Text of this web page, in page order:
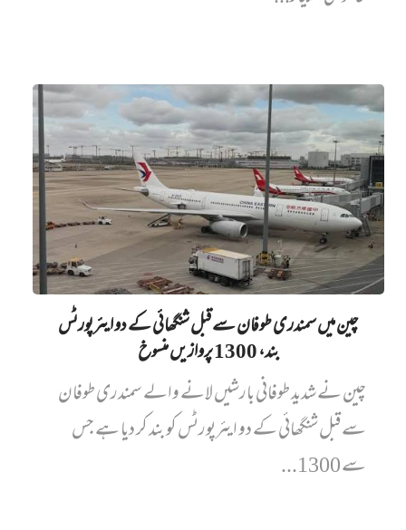
چین میں‌ سمندری طوفان سے قبل شنگھائی کے دو ایئرپورٹس
بند، 1300 پروازیں‌ منسوخ
چین نے شدید طوفانی بارشیں لانے والے سمندری طوفان
سے قبل شنگھائی کے دو ایئرپورٹس کو بند کر دیا ہے جس
سے 1300...